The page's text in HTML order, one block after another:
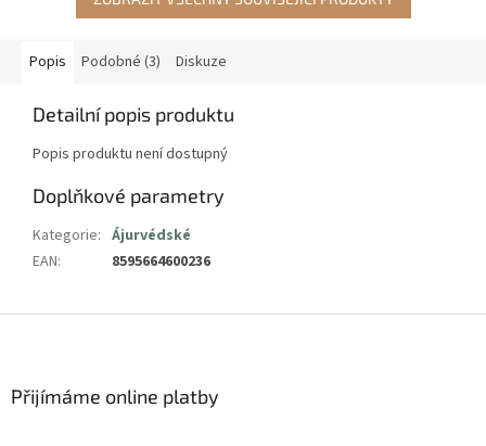
Popis Podobné (3) Diskuze
Detailní popis produktu
Popis produktu není dostupný
Doplňkové parametry
Kategorie: Ájurvédské
EAN: 8595664600236
Přijímáme online platby